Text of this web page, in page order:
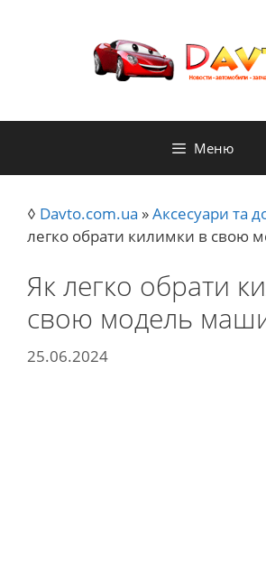
Меню
◊ Davto.com.ua »Аксесуари та
легко обрати килимки в свою
Як легко обрати
свою модель
25.06.2024